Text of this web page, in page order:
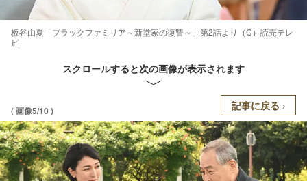
板谷由夏「ブラックファミリア～新堂家の復讐～」第2話より（C）読売テレ
ビ
スクロールすると次の画像が表示されます
( 画像5/10 ) 記事に戻る